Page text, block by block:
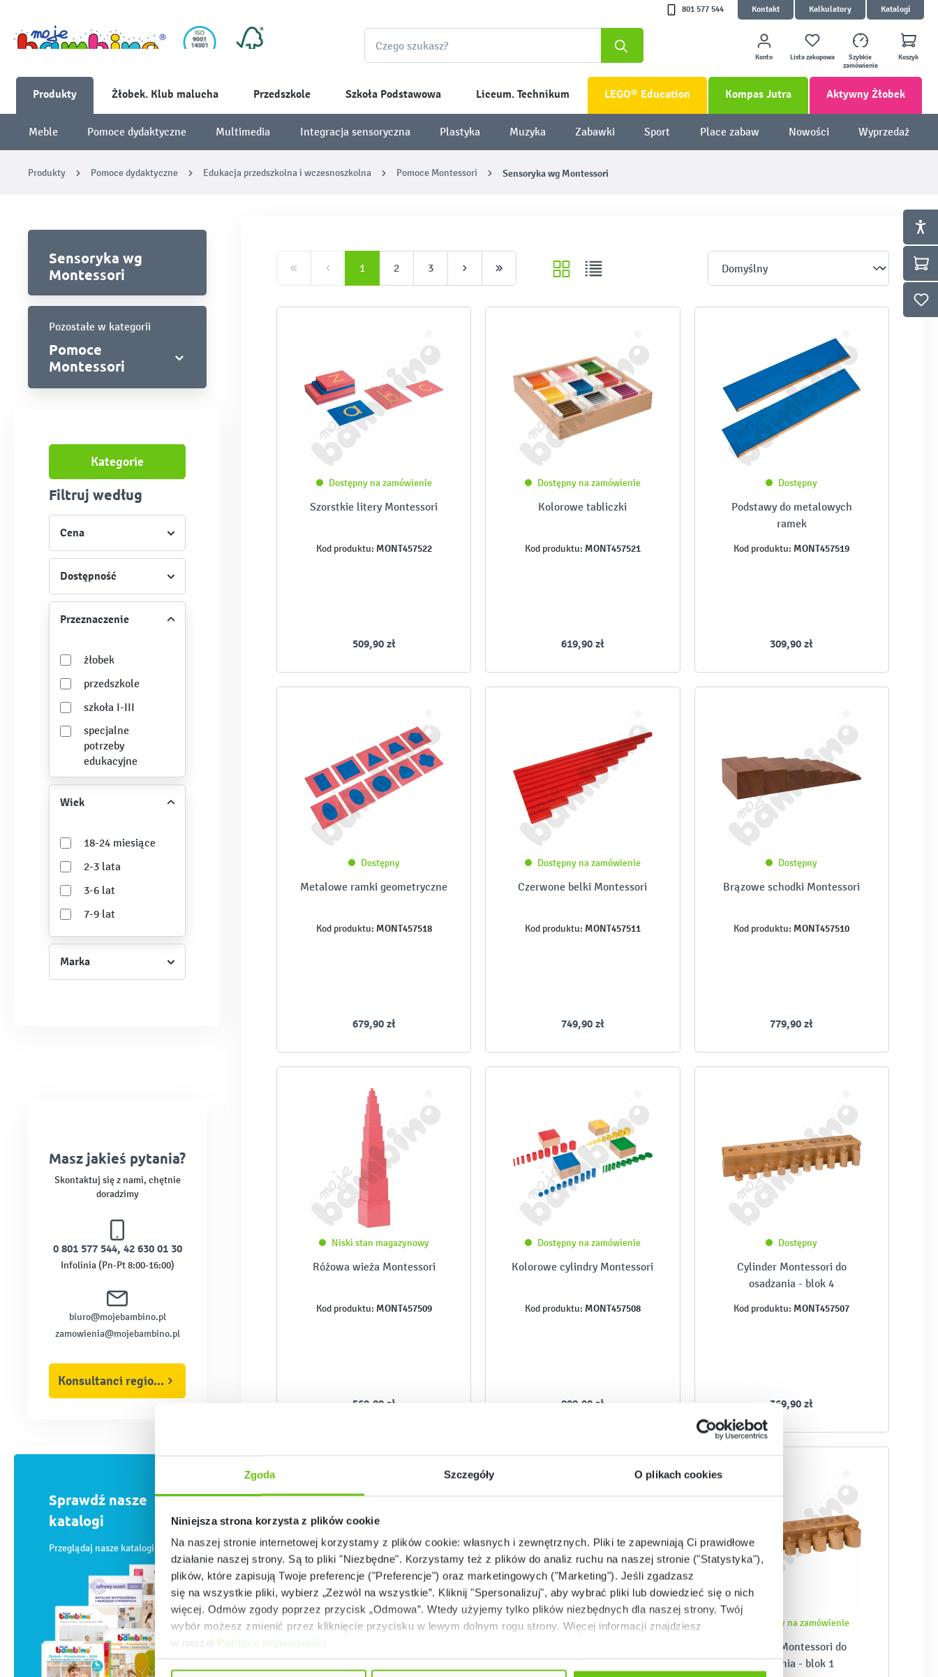
Zgoda Szczegóły O plikach cookies
Niniejsza strona korzysta z plików cookie
Na naszej stronie internetowej korzystamy z plików cookie: własnych i zewnętrznych. Pliki te zapewniają Ci prawidłowe
działanie naszej strony. Są to pliki "Niezbędne". Korzystamy też z plików do analiz ruchu na naszej stronie ("Statystyka"),
plików, które zapisują Twoje preferencje ("Preferencje") oraz marketingowych ("Marketing"). Jeśli zgadzasz
się na wszystkie pliki, wybierz „Zezwól na wszystkie”. Kliknij "Spersonalizuj", aby wybrać pliki lub dowiedzieć się o nich
więcej. Odmów zgody poprzez przycisk „Odmowa”. Wtedy użyjemy tylko plików niezbędnych dla naszej strony. Twój
wybór możesz zmienić przez kliknięcie przycisku w lewym dolnym rogu strony. Więcej informacji znajdziesz
w naszej Polityce prywatności
801 577 544 Kontakt Kalkulatory Katalogi
Konto Lista zakupowa
Szybkie
zamówienie
Koszyk
Produkty Żłobek. Klub malucha Przedszkole Szkoła Podstawowa Liceum. Technikum LEGO® Education Kompas Jutra Aktywny Żłobek
Meble Pomoce dydaktyczne Multimedia Integracja sensoryczna Plastyka Muzyka Zabawki Sport Place zabaw Nowości Wyprzedaż
Produkty Pomoce dydaktyczne Edukacja przedszkolna i wczesnoszkolna Pomoce Montessori Sensoryka wg Montessori
Sensoryka wg
Montessori
Pozostałe w kategorii
Pomoce
Montessori
Kategorie
Filtruj według
Cena
Dostępność
Przeznaczenie
żłobek
przedszkole
szkoła I-III
specjalne
potrzeby
edukacyjne
Wiek
18-24 miesiące
2-3 lata
3-6 lat
7-9 lat
Marka
Masz jakieś pytania?
Skontaktuj się z nami, chętnie
doradzimy
0 801 577 544, 42 630 01 30
Infolinia (Pn-Pt 8:00-16:00)
biuro@mojebambino.pl
zamowienia@mojebambino.pl
Konsultanci regionalni
Sprawdź nasze
katalogi
Przeglądaj nasze katalogi online
1 2 3
Dostępny na zamówienie
Szorstkie litery Montessori
Kod produktu: MONT457522
509,90 zł
Dostępny na zamówienie
Kolorowe tabliczki
Kod produktu: MONT457521
619,90 zł
Dostępny
Podstawy do metalowych
ramek
Kod produktu: MONT457519
309,90 zł
Dostępny
Metalowe ramki geometryczne
Kod produktu: MONT457518
679,90 zł
Dostępny na zamówienie
Czerwone belki Montessori
Kod produktu: MONT457511
749,90 zł
Dostępny
Brązowe schodki Montessori
Kod produktu: MONT457510
779,90 zł
Niski stan magazynowy
Różowa wieża Montessori
Kod produktu: MONT457509
569,90 zł
Dostępny na zamówienie
Kolorowe cylindry Montessori
Kod produktu: MONT457508
999,90 zł
Dostępny
Cylinder Montessori do
osadzania - blok 4
Kod produktu: MONT457507
369,90 zł
Dostępny
Cylinder Montessori do
Dostępny Dostępny na zamówienie
Cylinder Montessori do
osadzania - blok 1